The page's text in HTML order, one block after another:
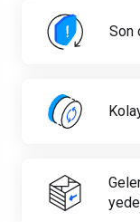
Son